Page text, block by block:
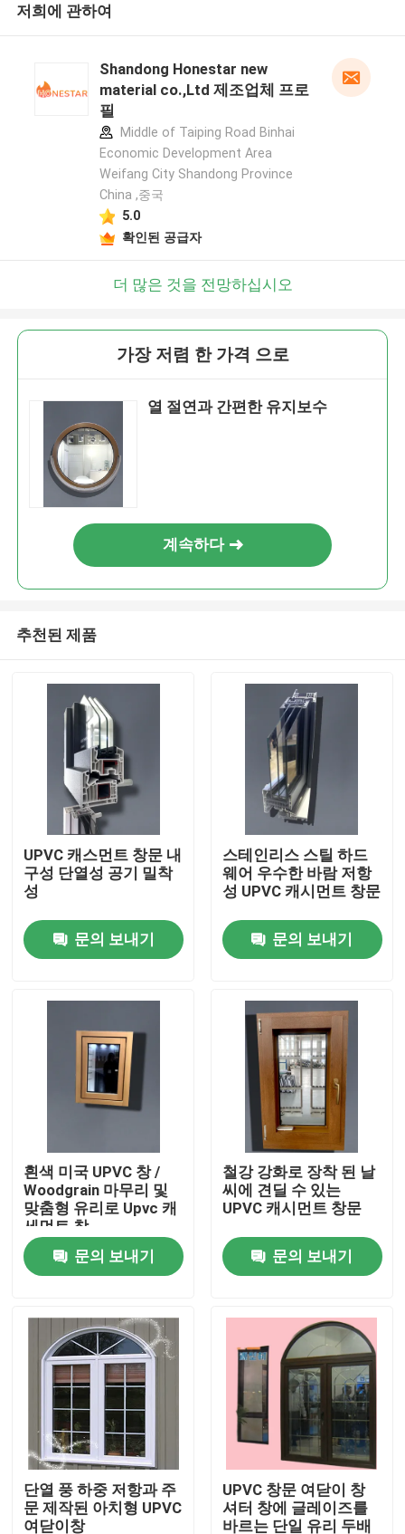
우리에 대하여
공장 여행
연락주세요
인용문을 요구하세요
UPVC 문 프로필
UPVC 윈도우 프로파일
저희에 관하여
Shandong Honestar new
material co.,Ltd 제조업체 프로
필
Middle of Taiping Road Binhai
Economic Development Area
Weifang City Shandong Province
China ,중국
5.0
확인된 공급자
더 많은 것을 전망하십시오
가장 저렴 한 가격 으로
열 절연과 간편한 유지보수
계속하다
추천된 제품
UPVC 캐스먼트 창문 내
구성 단열성 공기 밀착
성
문의 보내기
스테인리스 스틸 하드
웨어 우수한 바람 저항
성 UPVC 캐시먼트 창문
문의 보내기
흰색 미국 UPVC 창 /
Woodgrain 마무리 및
맞춤형 유리로 Upvc 캐
세먼트 창
문의 보내기
철강 강화로 장착 된 날
씨에 견딜 수 있는
UPVC 캐시먼트 창문
문의 보내기
단열 풍 하중 저항과 주
문 제작된 아치형 UPVC
여닫이창
UPVC 창문 여닫이 창
셔터 창에 글레이즈를
바르는 단일 유리 두배